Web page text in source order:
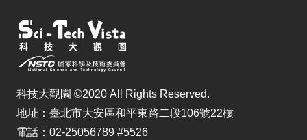
科技大觀園 ©2020 All Rights Reserved.
地址：臺北市大安區和平東路二段106號22樓
電話：02-25056789 #5526